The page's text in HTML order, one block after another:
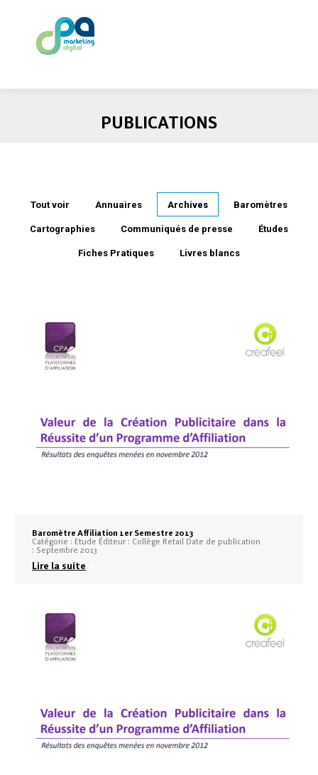
PUBLICATIONS
Tout voir Annuaires Archives Baromètres
Cartographies Communiqués de presse Études
Fiches Pratiques Livres blancs
Baromètre Affiliation 1er Semestre 2013
Catégorie : Etude Éditeur : Collège Retail Date de publication
: Septembre 2013
Lire la suite